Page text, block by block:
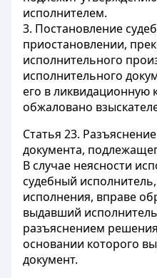
исполнителем.
3. Постановление
приостановлении,
исполнительного
исполнительного
его в
обжаловано
Статья 23.
документа,
В случае неясности
судебный
исполнения, вправе
выдавший
разъяснением
основании которого
документ.